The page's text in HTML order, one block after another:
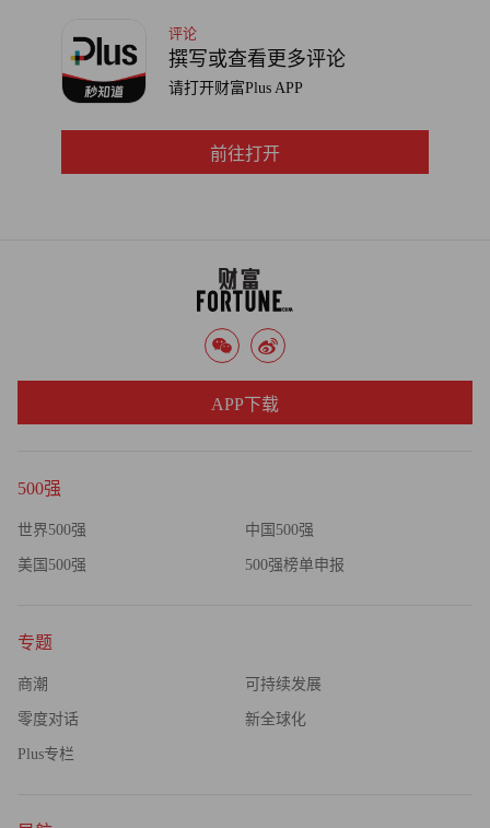
审校：汪皓 评论
撰写或查看更多评论
请打开财富Plus APP
前往打开
500强
世界500强 中国500强
美国500强 500强榜单申报
专题
商潮 可持续发展
零度对话 新全球化
Plus专栏
APP下载